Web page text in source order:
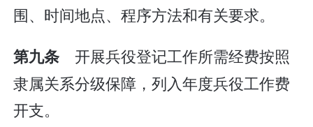
围、时间地点、程序方法和有关要求。
第九条开展兵役登记工作所需经费按照
隶属关系分级保障，列入年度兵役工作费
开支。